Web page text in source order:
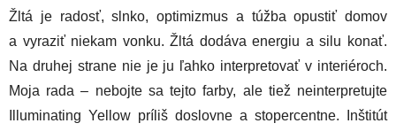
Žltá je radosť, slnko, optimizmus a túžba opustiť domov
a vyraziť niekam vonku. Žltá dodáva energiu a silu konať.
Na druhej strane nie je ju ľahko interpretovať v interiéroch.
Moja rada – nebojte sa tejto farby, ale tiež neinterpretujte
Illuminating Yellow príliš doslovne a stopercentne. Inštitút